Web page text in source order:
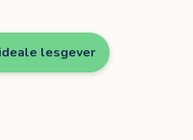
lesgever